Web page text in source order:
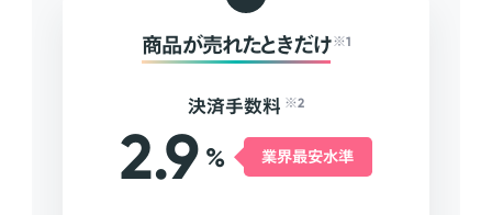
商品が売れたときだけ ※1
決済手数料 ※2
2.9 % 業界最安水準